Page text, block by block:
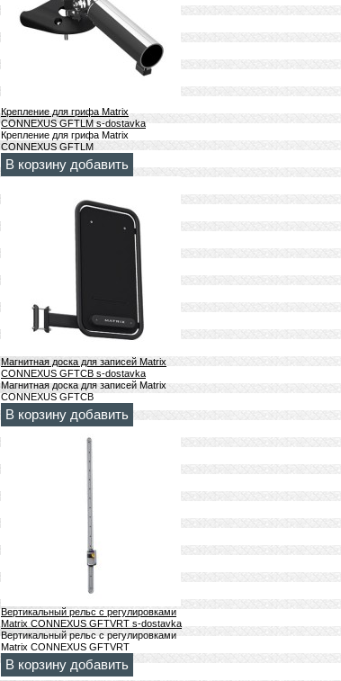
Крепление для грифа Matrix
CONNEXUS GFTLM s-dostavka
Крепление для грифа Matrix
CONNEXUS GFTLM
В корзину добавить
Магнитная доска для записей Matrix
CONNEXUS GFTCB s-dostavka
Магнитная доска для записей Matrix
CONNEXUS GFTCB
В корзину добавить
Вертикальный рельс с регулировками
Matrix CONNEXUS GFTVRT s-dostavka
Вертикальный рельс с регулировками
Matrix CONNEXUS GFTVRT
В корзину добавить